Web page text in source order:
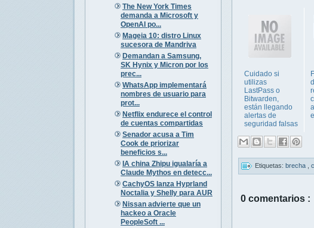
The New York Times
demanda a Microsoft y
OpenAI po...
Mageia 10: distro Linux
sucesora de Mandriva
Demandan a Samsung,
SK Hynix y Micron por los
prec...
WhatsApp implementará
nombres de usuario para
prot...
Netflix endurece el control
de cuentas compartidas
Senador acusa a Tim
Cook de priorizar
beneficios s...
IA china Zhipu igualaría a
Claude Mythos en detecc...
CachyOS lanza Hyprland
Noctalia y Shelly para AUR
Nissan advierte que un
hackeo a Oracle
PeopleSoft ...
Cuidado si
utilizas
LastPass o
Bitwarden,
están llegando
alertas de
seguridad falsas
Etiquetas: brecha
0 comentarios :